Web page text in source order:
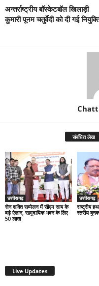
अन्तर्राष्ट्रीय बॉस्केटबॉल खिलाड़ी
कुमारी पूनम चतुर्वेदी को दी गई
संबंधित लेख
छत्तीसगढ़
सेन शक्ति सम्मेलन में सीएम साय के
बड़े ऐलान, सामुदायिक भवन के लिए
50 लाख
छत्तीसगढ़
राष्ट्रीय
स्तरीय
Live Updates